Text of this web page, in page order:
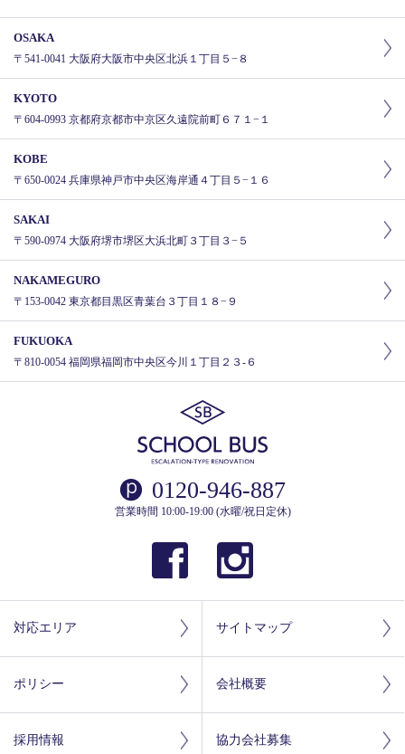
OSAKA
〒541-0041 大阪府大阪市中央区北浜１丁目５−８
KYOTO
〒604-0993 京都府京都市中京区久遠院前町６７１−１
KOBE
〒650-0024 兵庫県神戸市中央区海岸通４丁目５−１６
SAKAI
〒590-0974 大阪府堺市堺区大浜北町３丁目３−５
NAKAMEGURO
〒153-0042 東京都目黒区青葉台３丁目１８−９
FUKUOKA
〒810-0054 福岡県福岡市中央区今川１丁目２３-６
0120-946-887
営業時間 10:00-19:00 (水曜/祝日定休)
対応エリア サイトマップ
ポリシー 会社概要
採用情報 協力会社募集